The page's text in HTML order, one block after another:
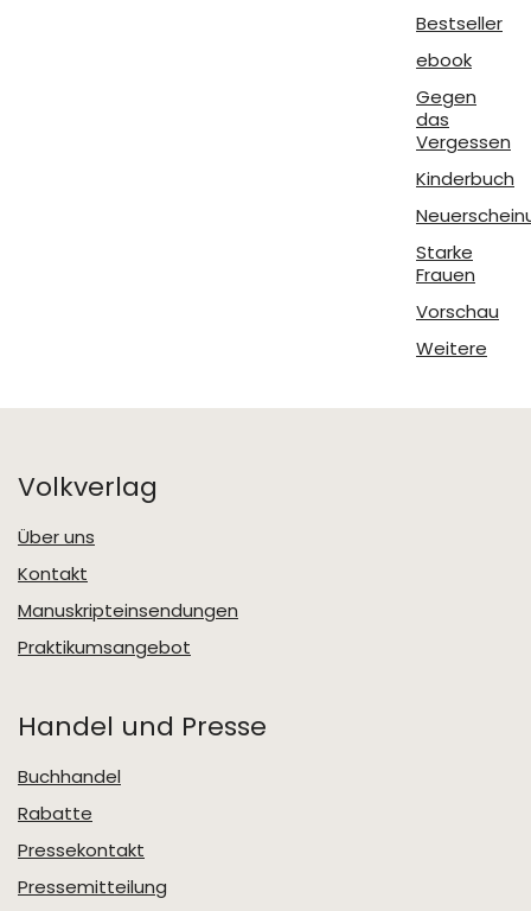
Bestseller
ebook
Gegen
das
Vergessen
Kinderbuch
Starke
Frauen
Vorschau
Weitere
Volkverlag
Über uns
Kontakt
Manuskripteinsendungen
Praktikumsangebot
Handel und Presse
Buchhandel
Rabatte
Pressekontakt
Pressemitteilung